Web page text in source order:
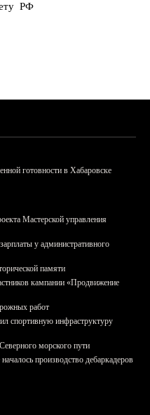
РФ
готовности в Хабаровске
Мастерской управления
у административного
памяти
кампании «Продвижение
работ
спортивную инфраструктуру
морского пути
производство дебаркадеров